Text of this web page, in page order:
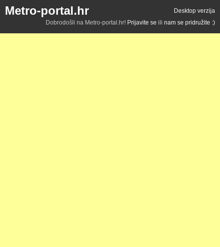
Metro-portal.hr
Desktop verzija
Dobrodošli na Metro-portal.hr! Prijavite se ili nam se pridružite :)